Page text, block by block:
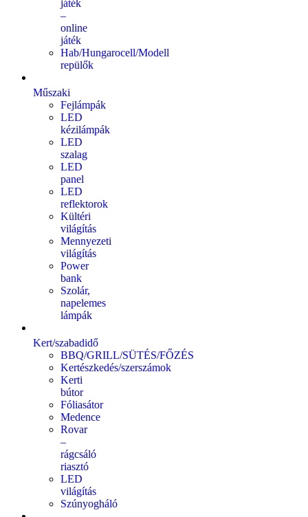
játék
–
online
játék
Hab/Hungarocell/Modell
repülők
Műszaki
Fejlámpák
LED
kézilámpák
LED
szalag
LED
panel
LED
reflektorok
Kültéri
világítás
Mennyezeti
világítás
Power
bank
Szolár,
napelemes
lámpák
Kert/szabadidő
BBQ/GRILL/SÜTÉS/FŐZÉS
Kertészkedés/szerszámok
Kerti
bútor
Fóliasátor
Medence
Rovar
–
rágcsáló
riasztó
LED
világítás
Szúnyogháló